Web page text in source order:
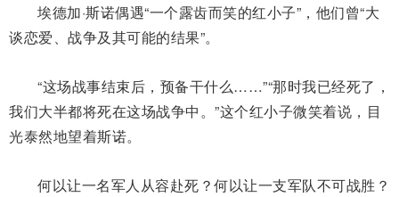
埃德加·斯诺偶遇“一个露齿而笑的红小子”，他们曾“大
谈恋爱、战争及其可能的结果”。
“这场战事结束后，预备干什么……”“那时我已经死了，
我们大半都将死在这场战争中。”这个红小子微笑着说，目
光泰然地望着斯诺。
何以让一名军人从容赴死？何以让一支军队不可战胜？